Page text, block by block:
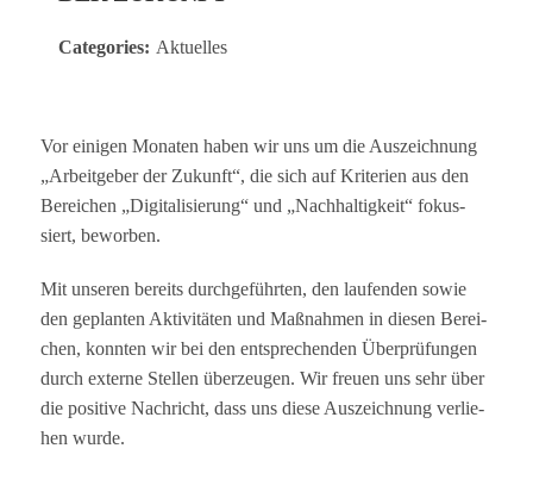
Categories: Aktuelles
Vor eini­gen Mona­ten haben wir uns um die Aus­zeich­nung
„Arbeit­ge­ber der Zukunft“, die sich auf Kri­te­rien aus den
Berei­chen „Digi­ta­li­sie­rung“ und „Nach­hal­tig­keit“ fokus­
siert, beworben.
Mit unse­ren bereits durch­ge­führ­ten, den lau­fen­den sowie
den geplan­ten Akti­vi­tä­ten und Maß­nah­men in die­sen Berei­
chen, konn­ten wir bei den ent­spre­chen­den Über­prü­fun­gen
durch externe Stel­len über­zeu­gen. Wir freuen uns sehr über
die posi­tive Nach­richt, dass uns diese Aus­zeich­nung ver­lie­
hen wurde.